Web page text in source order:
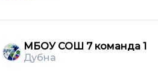
МБОУ СОШ 7 команда 1
Дубна